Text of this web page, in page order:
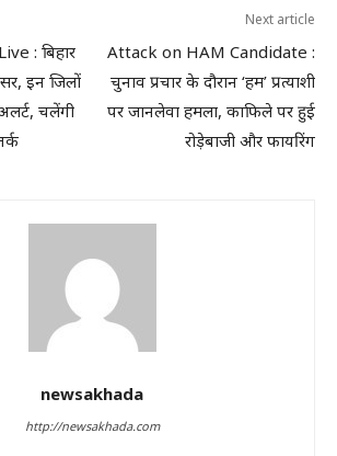
: बिहार
इन जिलों
चलेंगी
Next article
Attack on HAM Candidate :
चुनाव प्रचार के दौरान ‘हम’ प्रत्याशी
पर जानलेवा हमला, काफिले पर हुई
रोड़ेबाजी और फायरिंग
newsakhada
http://newsakhada.com